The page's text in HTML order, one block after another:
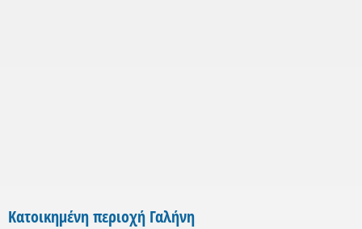
Κατοικημένη περιοχή Γαλήνη